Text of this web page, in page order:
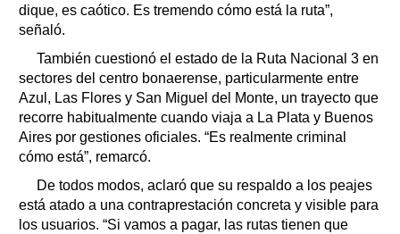
dique, es caótico. Es tremendo cómo está la ruta”,
señaló.
También cuestionó el estado de la Ruta Nacional 3 en
sectores del centro bonaerense, particularmente entre
Azul, Las Flores y San Miguel del Monte, un trayecto que
recorre habitualmente cuando viaja a La Plata y Buenos
Aires por gestiones oficiales. “Es realmente criminal
cómo está”, remarcó.
De todos modos, aclaró que su respaldo a los peajes
está atado a una contraprestación concreta y visible para
los usuarios. “Si vamos a pagar, las rutas tienen que